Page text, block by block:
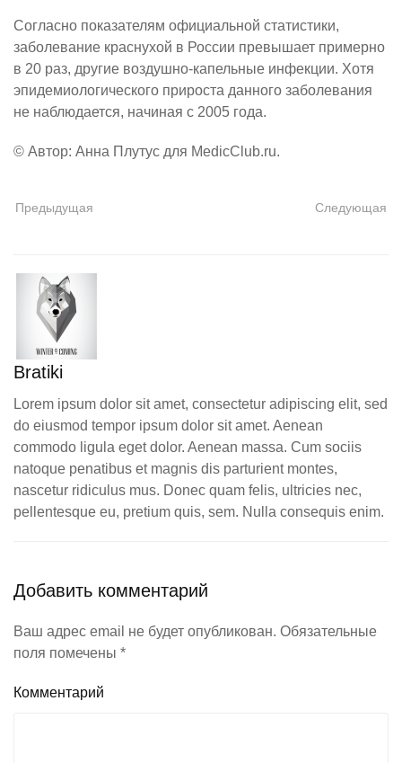
Согласно показателям официальной статистики,
заболевание краснухой в России превышает примерно
в 20 раз, другие воздушно-капельные инфекции. Хотя
эпидемиологического прироста данного заболевания
не наблюдается, начиная с 2005 года.
© Автор: Анна Плутус для MedicClub.ru.
Предыдущая Следующая
Bratiki
Lorem ipsum dolor sit amet, consectetur adipiscing elit, sed
do eiusmod tempor ipsum dolor sit amet. Aenean
commodo ligula eget dolor. Aenean massa. Cum sociis
natoque penatibus et magnis dis parturient montes,
nascetur ridiculus mus. Donec quam felis, ultricies nec,
pellentesque eu, pretium quis, sem. Nulla consequis enim.
Добавить комментарий
Ваш адрес email не будет опубликован. Обязательные
поля помечены *
Комментарий